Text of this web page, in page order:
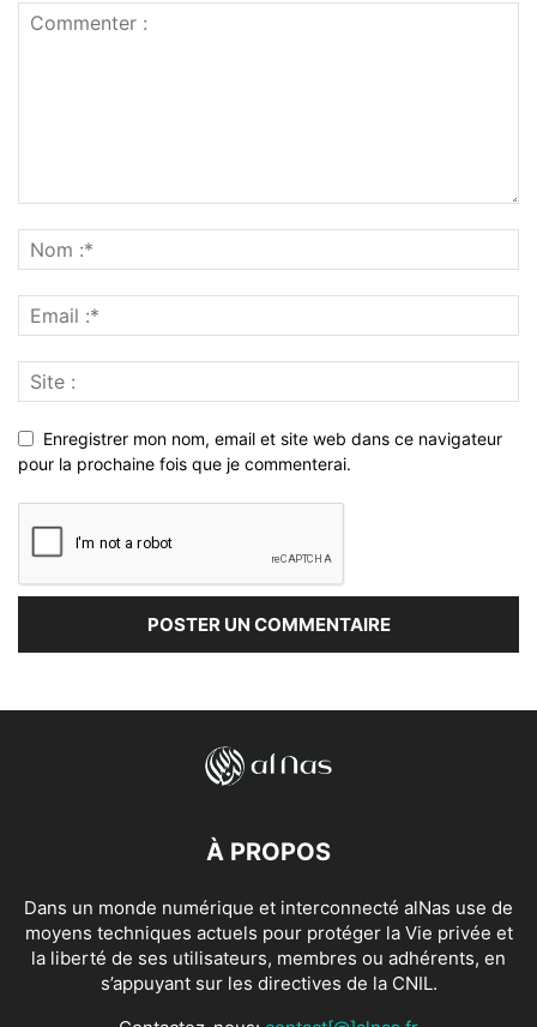
Enregistrer mon nom, email et site web dans ce navigateur
pour la prochaine fois que je commenterai.
À PROPOS
Dans un monde numérique et interconnecté alNas use de
moyens techniques actuels pour protéger la Vie privée et
la liberté de ses utilisateurs, membres ou adhérents, en
s’appuyant sur les directives de la CNIL.